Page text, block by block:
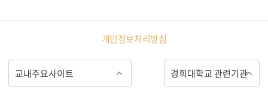
개인정보처리방침